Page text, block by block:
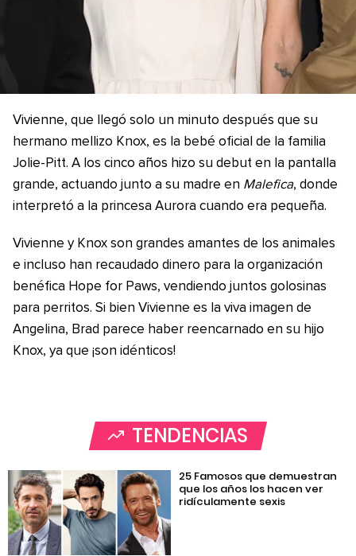
Vivienne, que llegó solo un minuto después que su
hermano mellizo Knox, es la bebé oficial de la familia
Jolie-Pitt. A los cinco años hizo su debut en la pantalla
grande, actuando junto a su madre en Malefica, donde
interpretó a la princesa Aurora cuando era pequeña.
Vivienne y Knox son grandes amantes de los animales
e incluso han recaudado dinero para la organización
benéfica Hope for Paws, vendiendo juntos golosinas
para perritos. Si bien Vivienne es la viva imagen de
Angelina, Brad parece haber reencarnado en su hijo
Knox, ya que ¡son idénticos!
TENDENCIAS
25 Famosos que demuestran
que los años los hacen ver
ridículamente sexis